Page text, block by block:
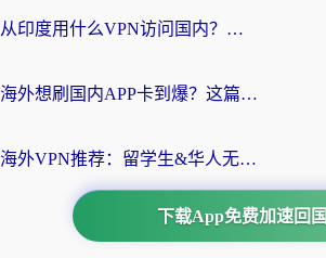
从印度用什么VPN访问国内？海外党亲测的无缝回国上网指南
海外想刷国内APP卡到爆？这篇海外访问国内服务器加速指南帮你解决所有问题
海外VPN推荐：留学生&华人无缝访问国内资源的避坑指南
下载App免费加速回国